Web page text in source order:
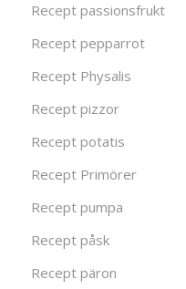
Recept passionsfrukt
Recept pepparrot
Recept Physalis
Recept pizzor
Recept potatis
Recept Primörer
Recept pumpa
Recept påsk
Recept päron